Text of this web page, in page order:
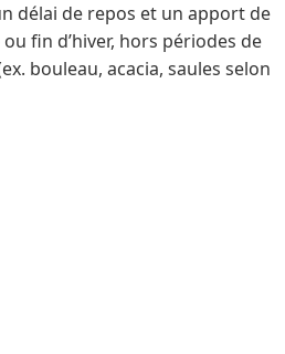
délai de repos et un apport de
fin d’hiver, hors périodes de
bouleau, acacia, saules selon